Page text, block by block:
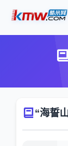
“海誓